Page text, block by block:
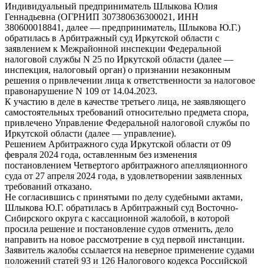
Индивидуальный предприниматель Шлыкова Юлия
Геннадьевна (ОГРНИП 307380636300021, ИНН
380600018841, далее — предприниматель, Шлыкова Ю.Г.)
обратилась в Арбитражный суд Иркутской области с
заявлением к Межрайонной инспекции Федеральной
налоговой службы N 25 по Иркутской области (далее —
инспекция, налоговый орган) о признании незаконным
решения о привлечении лица к ответственности за налоговое
правонарушение N 109 от 14.04.2023.
К участию в деле в качестве третьего лица, не заявляющего
самостоятельных требований относительно предмета спора,
привлечено Управление Федеральной налоговой службы по
Иркутской области (далее — управление).
Решением Арбитражного суда Иркутской области от 09
февраля 2024 года, оставленным без изменения
постановлением Четвертого арбитражного апелляционного
суда от 27 апреля 2024 года, в удовлетворении заявленных
требований отказано.
Не согласившись с принятыми по делу судебными актами,
Шлыкова Ю.Г. обратилась в Арбитражный суд Восточно-
Сибирского округа с кассационной жалобой, в которой
просила решение и постановление судов отменить, дело
направить на новое рассмотрение в суд первой инстанции.
Заявитель жалобы ссылается на неверное применение судами
положений статей 93 и 126 Налогового кодекса Российской